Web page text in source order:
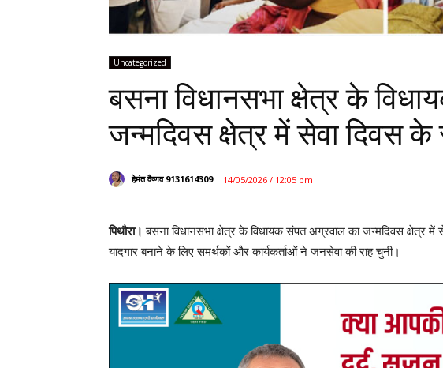
Uncategorized
बसना विधानसभा क्षेत्र के
जन्मदिवस क्षेत्र में सेवा दिवस के
हेमंत वैष्णव 9131614309 14/05/2026 / 12:05 pm
पिथौरा। बसना विधानसभा क्षेत्र के विधायक संपत अग्रवाल का जन्मदिवस क्षेत्र
यादगार बनाने के लिए समर्थकों और कार्यकर्ताओं ने जनसेवा की राह चुनी।